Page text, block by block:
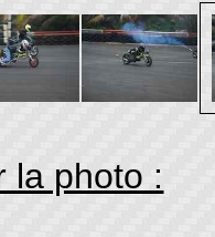
la photo :